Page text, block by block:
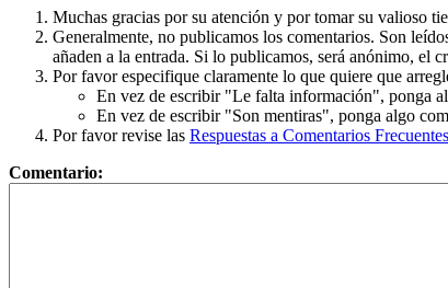
Muchas gracias por su atención y por tomar su valioso
Generalmente, no publicamos los comentarios. Son
añaden a la entrada. Si lo publicamos, será anónimo, el
Por favor especifique claramente lo que quiere que
En vez de escribir "Le falta información", ponga
En vez de escribir "Son mentiras", ponga algo
Por favor revise las Respuestas a Comentarios Frecuentes
Comentario: